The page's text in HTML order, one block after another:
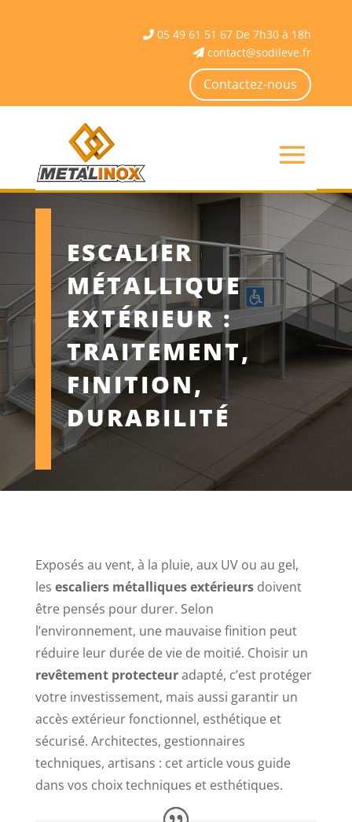
05 49 61 51 67 De 7h30 à 18h
contact@sodileve.fr
Contactez-nous
ESCALIER
MÉTALLIQUE
EXTÉRIEUR :
TRAITEMENT,
FINITION,
DURABILITÉ
Exposés au vent, à la pluie, aux UV ou au gel,
les escaliers métalliques extérieursdoivent
être pensés pour durer. Selon
l’environnement, une mauvaise finition peut
réduire leur durée de vie de moitié. Choisir un
revêtement protecteuradapté, c’est protéger
votre investissement, mais aussi garantir un
accès extérieur fonctionnel, esthétique et
sécurisé. Architectes, gestionnaires
techniques, artisans : cet article vous guide
dans vos choix techniques et esthétiques.